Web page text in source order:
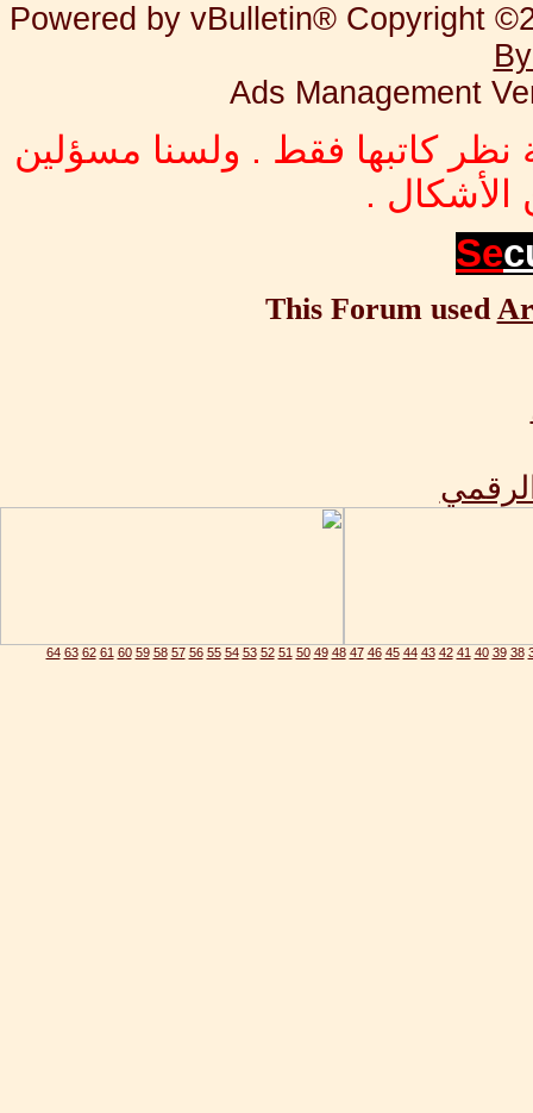
Powered by vBulletin® Copyright
Ads Management
نظر كاتبها فقط . ولسنا مسؤلين
.
Se
This Forum used
38
39
40
41
42
43
44
45
46
47
48
49
50
51
52
53
54
55
56
57
58
59
60
61
62
63
64